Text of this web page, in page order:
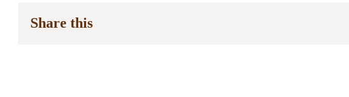
Share this